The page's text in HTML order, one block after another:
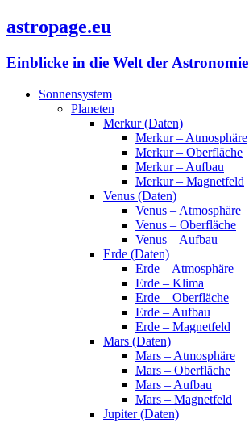
astropage.eu
Einblicke in die Welt der Astronomie
Sonnensystem
Planeten
Merkur (Daten)
Merkur – Atmosphäre
Merkur – Oberfläche
Merkur – Aufbau
Merkur – Magnetfeld
Venus (Daten)
Venus – Atmosphäre
Venus – Oberfläche
Venus – Aufbau
Erde (Daten)
Erde – Atmosphäre
Erde – Klima
Erde – Oberfläche
Erde – Aufbau
Erde – Magnetfeld
Mars (Daten)
Mars – Atmosphäre
Mars – Oberfläche
Mars – Aufbau
Mars – Magnetfeld
Jupiter (Daten)